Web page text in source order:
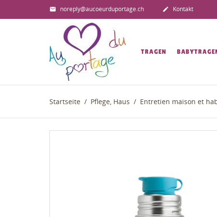
 noreply@aucoeurduportage.ch  Kontakt
TRAGEN
Startseite Pflege, Haus Entretien maison et